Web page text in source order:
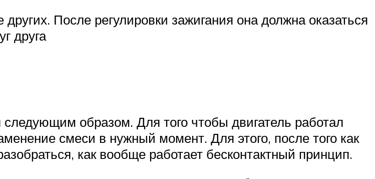
После регулировки зажигания она должна оказаться
друга
следующим образом. Для того чтобы двигатель работал
смеси в нужный момент. Для этого, после того как
как вообще работает бесконтактный принцип.